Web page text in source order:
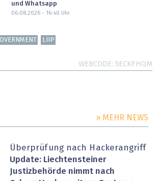
und Whatsapp
06.08.2026 - 16:40 Uhr
LIIP
WEBCODE 5ECKFHQM
» MEHR NEWS
Überprüfung nach Hackerangriff
Update: Liechtensteiner
Justizbehörde nimmt nach